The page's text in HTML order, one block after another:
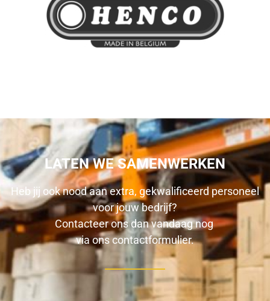
LATEN WE SAMENWERKEN
Heb jij ook nood aan extra, gekwalificeerd personeel
voor jouw bedrijf?
Contacteer ons dan vandaag nog
via onscontactformulier.